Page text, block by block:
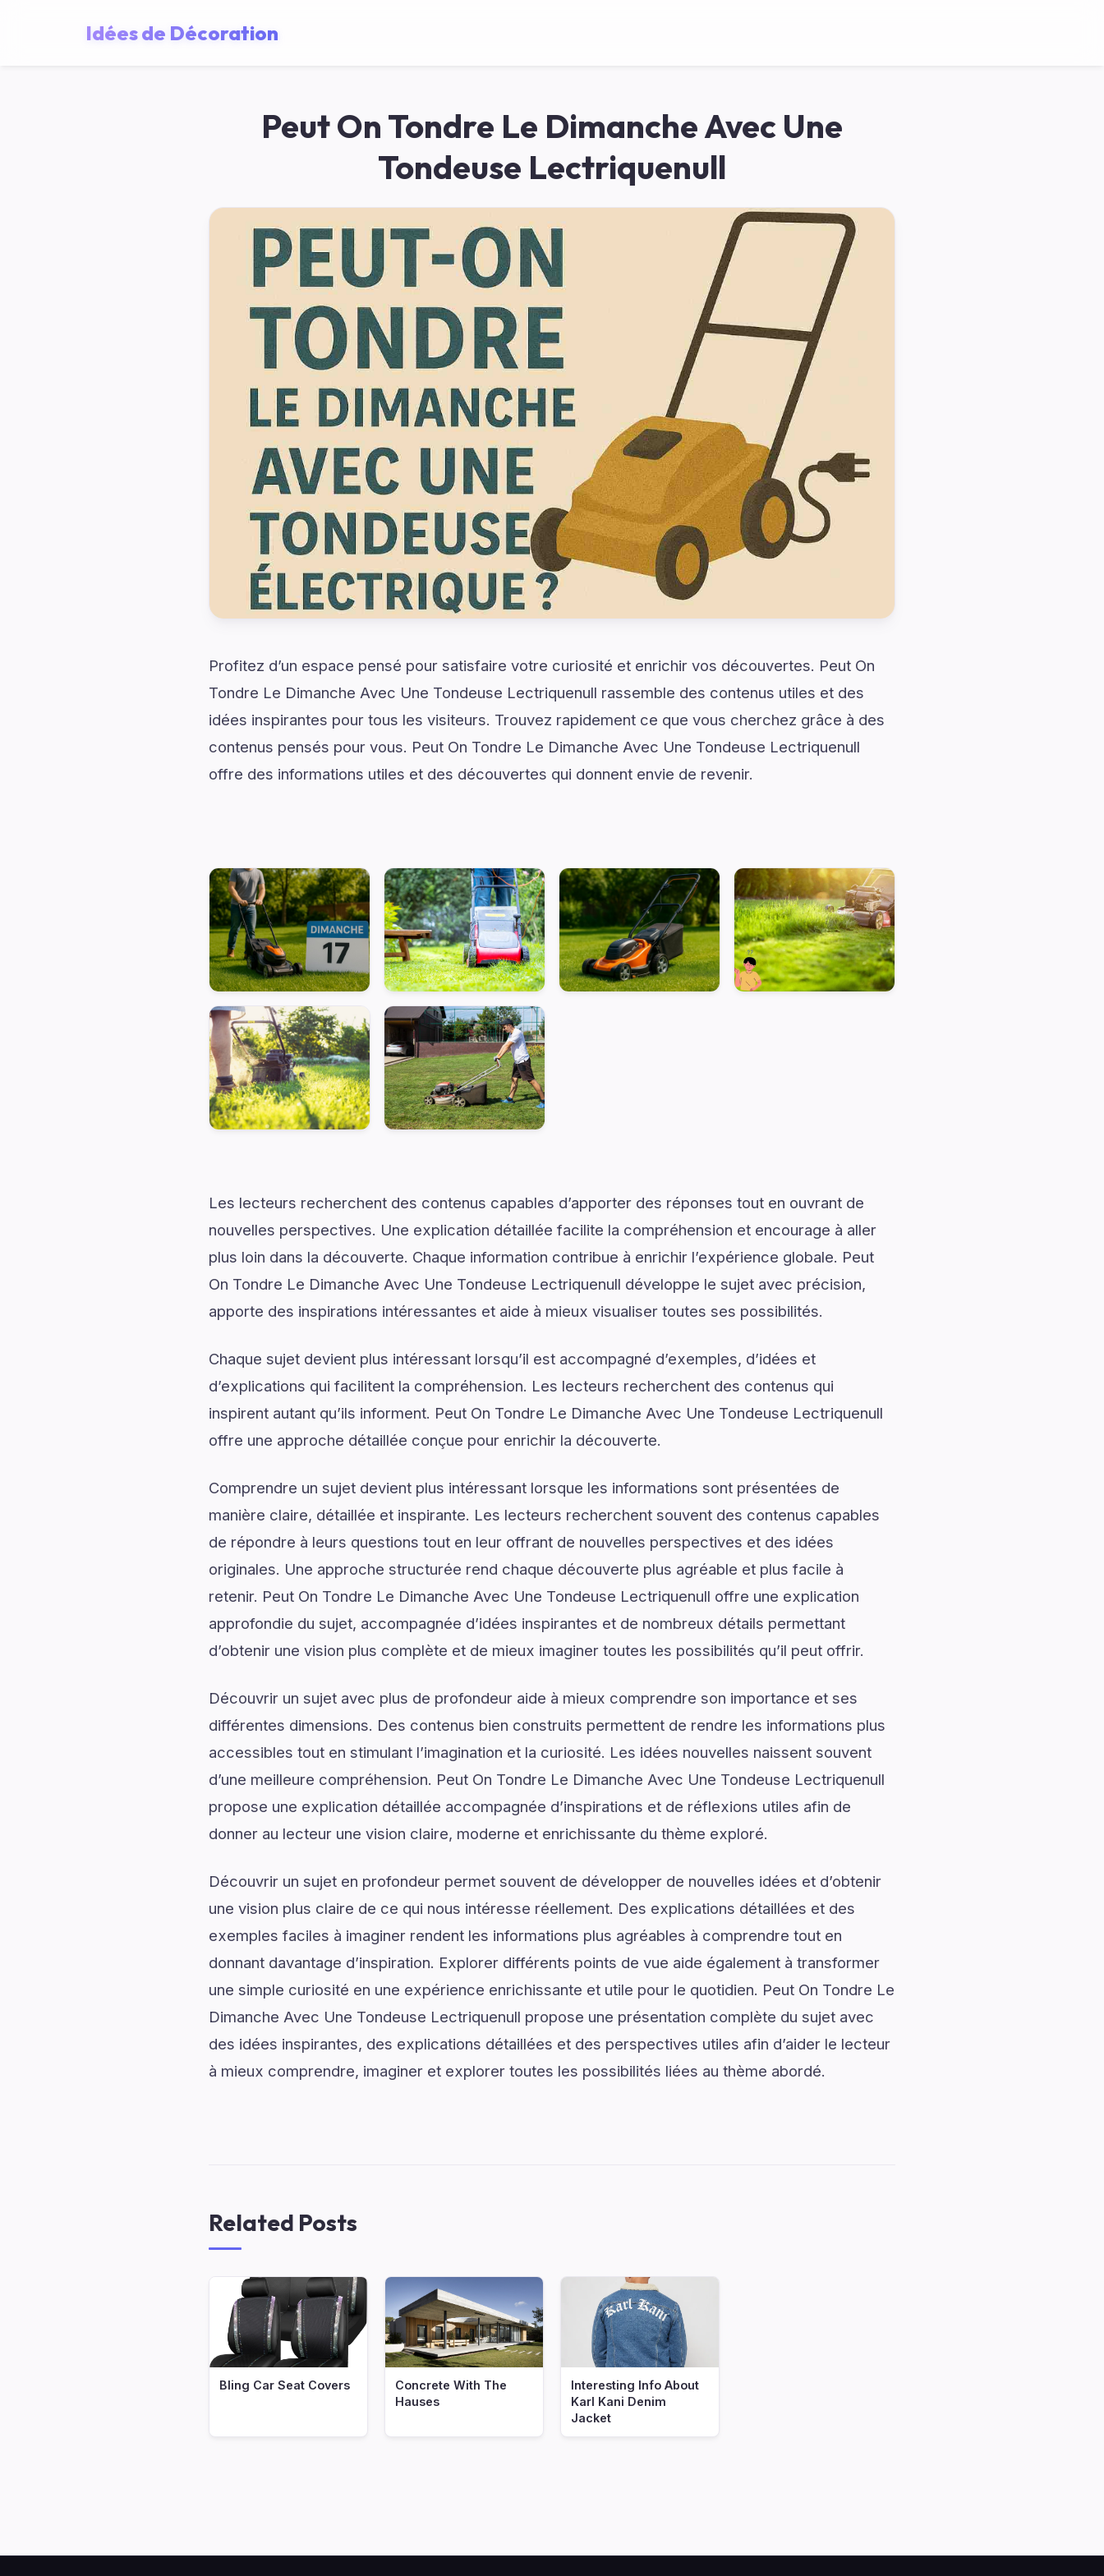
Idées de Décoration
Peut On Tondre Le Dimanche Avec Une
Tondeuse Lectriquenull
Profitez d’un espace pensé pour satisfaire votre curiosité et enrichir vos découvertes. Peut On
Tondre Le Dimanche Avec Une Tondeuse Lectriquenull rassemble des contenus utiles et des
idées inspirantes pour tous les visiteurs. Trouvez rapidement ce que vous cherchez grâce à des
contenus pensés pour vous. Peut On Tondre Le Dimanche Avec Une Tondeuse Lectriquenull
offre des informations utiles et des découvertes qui donnent envie de revenir.
Les lecteurs recherchent des contenus capables d’apporter des réponses tout en ouvrant de
nouvelles perspectives. Une explication détaillée facilite la compréhension et encourage à aller
plus loin dans la découverte. Chaque information contribue à enrichir l’expérience globale. Peut
On Tondre Le Dimanche Avec Une Tondeuse Lectriquenull développe le sujet avec précision,
apporte des inspirations intéressantes et aide à mieux visualiser toutes ses possibilités.
Chaque sujet devient plus intéressant lorsqu’il est accompagné d’exemples, d’idées et
d’explications qui facilitent la compréhension. Les lecteurs recherchent des contenus qui
inspirent autant qu’ils informent. Peut On Tondre Le Dimanche Avec Une Tondeuse Lectriquenull
offre une approche détaillée conçue pour enrichir la découverte.
Comprendre un sujet devient plus intéressant lorsque les informations sont présentées de
manière claire, détaillée et inspirante. Les lecteurs recherchent souvent des contenus capables
de répondre à leurs questions tout en leur offrant de nouvelles perspectives et des idées
originales. Une approche structurée rend chaque découverte plus agréable et plus facile à
retenir. Peut On Tondre Le Dimanche Avec Une Tondeuse Lectriquenull offre une explication
approfondie du sujet, accompagnée d’idées inspirantes et de nombreux détails permettant
d’obtenir une vision plus complète et de mieux imaginer toutes les possibilités qu’il peut offrir.
Découvrir un sujet avec plus de profondeur aide à mieux comprendre son importance et ses
différentes dimensions. Des contenus bien construits permettent de rendre les informations plus
accessibles tout en stimulant l’imagination et la curiosité. Les idées nouvelles naissent souvent
d’une meilleure compréhension. Peut On Tondre Le Dimanche Avec Une Tondeuse Lectriquenull
propose une explication détaillée accompagnée d’inspirations et de réflexions utiles afin de
donner au lecteur une vision claire, moderne et enrichissante du thème exploré.
Découvrir un sujet en profondeur permet souvent de développer de nouvelles idées et d’obtenir
une vision plus claire de ce qui nous intéresse réellement. Des explications détaillées et des
exemples faciles à imaginer rendent les informations plus agréables à comprendre tout en
donnant davantage d’inspiration. Explorer différents points de vue aide également à transformer
une simple curiosité en une expérience enrichissante et utile pour le quotidien. Peut On Tondre Le
Dimanche Avec Une Tondeuse Lectriquenull propose une présentation complète du sujet avec
des idées inspirantes, des explications détaillées et des perspectives utiles afin d’aider le lecteur
à mieux comprendre, imaginer et explorer toutes les possibilités liées au thème abordé.
Related Posts
Bling Car Seat Covers
Concrete With The
Hauses
Interesting Info About
Karl Kani Denim
Jacket